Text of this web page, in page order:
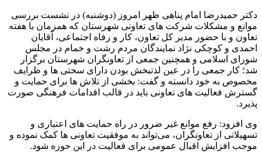
دکتر حمیدرضا امام پناهی ظهر امروز (دوشنبه) در نشست بررسی
موانع و مشکلات شرکت های تعاونی شهرستان که همزمان با هفته
تعاون و با حضور مدیر کل تعاون، کار و رفاه اجتماعی، آقایان
احمدی و کوچکی نژاد نمایندگان مردم رشت و خمام در مجلس
شورای اسلامی و همچنین جمعی از تعاونگران شهرستان برگزار
شد؛ کار جمعی را در عین لذتبخش بودن دارای سختی ها و ظرایف
مخصوص به خود دانسته و گفت: بخشی از تلاش ها برای حمایت و
گسترش فعالیت های تعاونی باید در قالب اقدامات فرهنگی صورت
پذیرد.
وی افزود: رفع موانع غیر ضرور در راه حمایت های اعتباری و
تسهیلاتی از تعاونگران، می‌تواند به موفقیت تعاونی ها کمک نموده و
موجب افزایش اقبال عمومی برای فعالیت در این حوزه شود.